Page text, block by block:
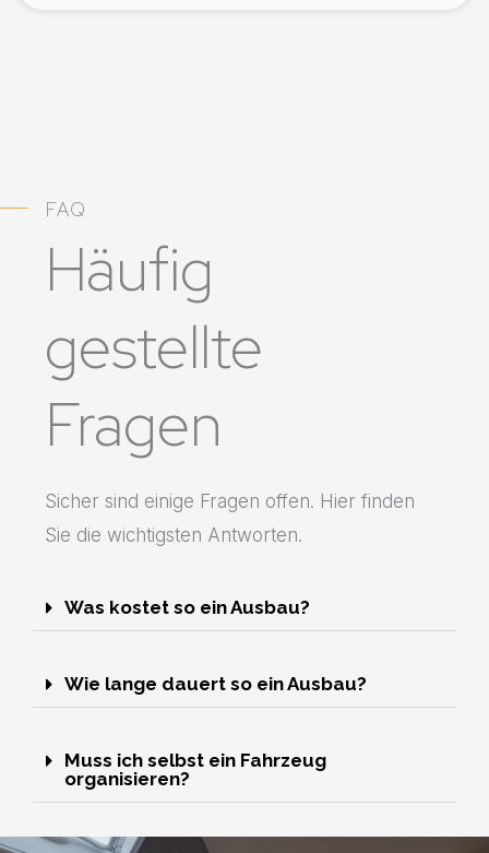
FAQ
Häufig
gestellte
Fragen
Sicher sind einige Fragen offen. Hier finden
Sie die wichtigsten Antworten.
Was kostet so ein Ausbau?
Wie lange dauert so ein Ausbau?
Muss ich selbst ein Fahrzeug
organisieren?